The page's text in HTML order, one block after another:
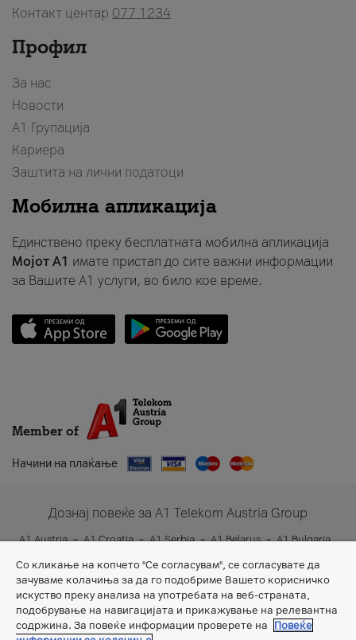
Контакт центар 077 1234
Профил
За нас
Новости
А1 Групација
Кариера
Заштита на лични податоци
Мобилна апликација
Единствено преку бесплатната мобилна апликација
Мојот A1 имате пристап до сите важни информации
за Вашите A1 услуги, во било кое време.
Member of
Начини на плаќање
Дознај повеќе за A1 Telekom Austria Group
A1 Austria A1 Croatia A1 Serbia A1 Belarus
A1 Bulgaria
Со кликање на копчето "Се согласувам", се согласувате да
зачуваме колачиња за да го подобриме Вашето корисничко
искуство преку анализа на употребата на веб-страната,
подобрување на навигацијата и прикажување на релевантна
содржина. За повеќе информации проверете на
Повеќе